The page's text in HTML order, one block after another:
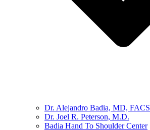
Dr. Alejandro Badia, MD, FACS
Dr. Joel R. Peterson, M.D.
Badia Hand To Shoulder Center